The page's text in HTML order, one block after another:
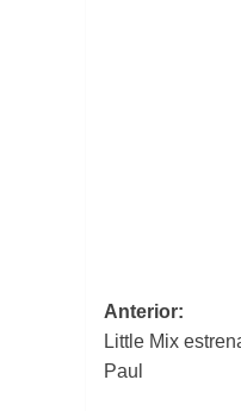
de
Anterior:
Little Mix
Paul